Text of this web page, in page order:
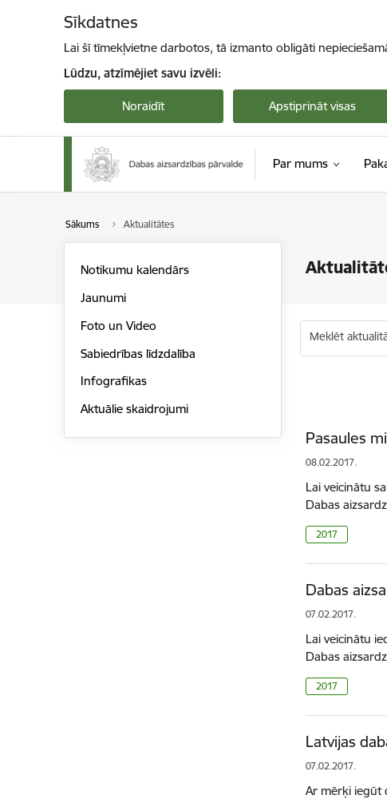
Sīkdatnes
Lai šī tīmekļvietne darbotos, tā izmanto obligāti
Lūdzu, atzīmējiet savu izvēli:
Noraidīt Apstiprināt visas
Par mums
Sākums Aktualitātes
Notikumu kalendārs
Jaunumi
Foto un Video
Sabiedrības līdzdalība
Infografikas
Aktuālie skaidrojumi
Meklēt
Pasaules
08.02.2017.
Lai veicinātu
Dabas
2017
Dabas
07.02.2017.
Lai veicinātu
Dabas
2017
Latvijas
07.02.2017.
Ar mērķi iegūt